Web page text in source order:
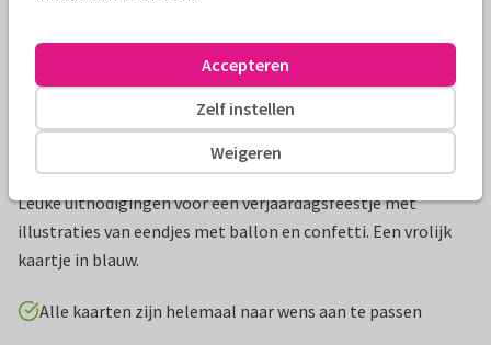
Productinformatie
Leuke uitnodigingen voor een verjaardagsfeestje met
illustraties van eendjes met ballon en confetti. Een vrolijk
kaartje in blauw.
Alle kaarten zijn helemaal naar wens aan te passen
Weigeren
Zelf instellen
Accepteren